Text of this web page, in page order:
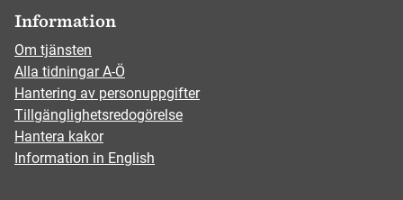
Information
Om tjänsten
Alla tidningar A-Ö
Hantering av personuppgifter
Tillgänglighetsredogörelse
Hantera kakor
Information in English